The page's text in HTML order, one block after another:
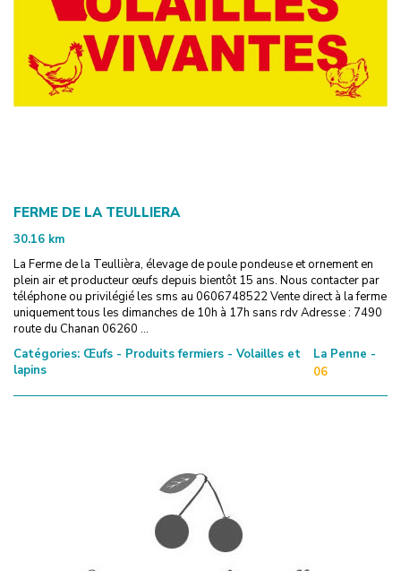
FERME DE LA TEULLIERA
30.16 km
La Ferme de la Teullièra, élevage de poule pondeuse et ornement en
plein air et producteur œufs depuis bientôt 15 ans. Nous contacter par
téléphone ou privilégié les sms au 0606748522 Vente direct à la ferme
uniquement tous les dimanches de 10h à 17h sans rdv Adresse : 7490
route du Chanan 06260 ...
Catégories: Œufs - Produits fermiers - Volailles et
lapins
La Penne -
06